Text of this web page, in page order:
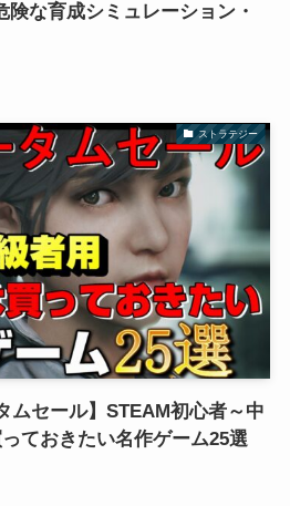
険な育成シミュレーション・
ストラテジー
ムセール】STEAM初心者～中
ておきたい名作ゲーム25選